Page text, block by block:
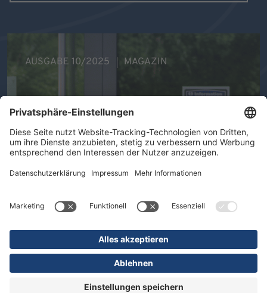
Ihre Gesundheit im Mittelpunkt -
AUSGABE 10/2025 MAGAZIN